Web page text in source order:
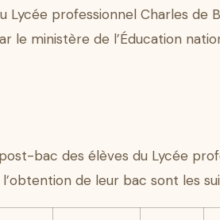
professionnel Charles de
ministère de l’Éducation
bac des élèves du Lycée
de leur bac sont les